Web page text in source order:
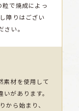
で焼成によっ
障りはござい
い。
素材を使用して
があります。
から始まり、